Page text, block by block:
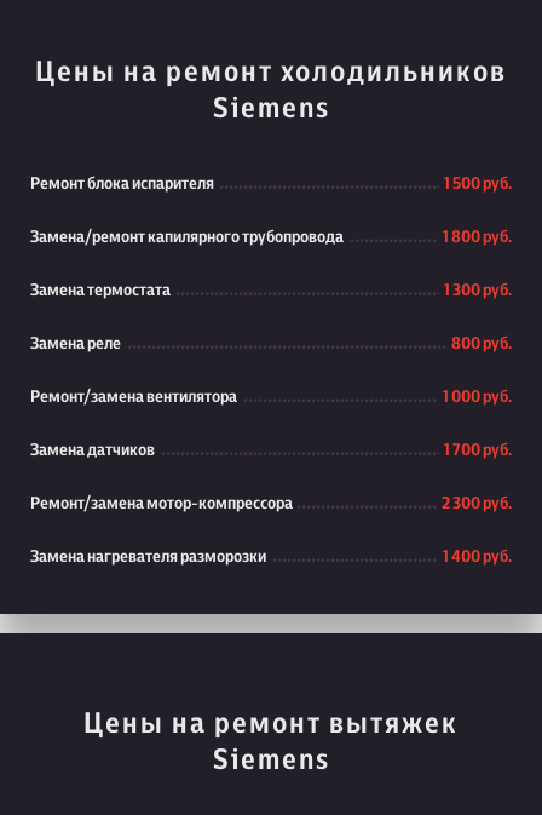
Цены на ремонт холодильников
Siemens
Ремонт блока испарителя 1 500 руб.
Замена/ремонт капилярного трубопровода 1 800 руб.
Замена термостата 1 300 руб.
Замена реле 800 руб.
Ремонт/замена вентилятора 1 000 руб.
Замена датчиков 1 700 руб.
Ремонт/замена мотор-компрессора 2 300 руб.
Замена нагревателя разморозки 1 400 руб.
Цены на ремонт вытяжек
Siemens